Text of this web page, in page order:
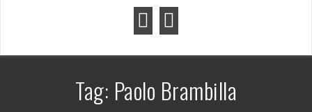
Tag: Paolo Brambilla